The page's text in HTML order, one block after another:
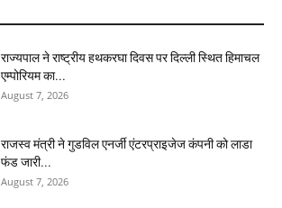
राज्यपाल ने राष्ट्रीय हथकरघा दिवस पर दिल्ली स्थित हिमाचल
एम्पोरियम का...
August 7, 2026
राजस्व मंत्री ने गुडविल एनर्जी एंटरप्राइजेज कंपनी को लाडा
फंड जारी...
August 7, 2026